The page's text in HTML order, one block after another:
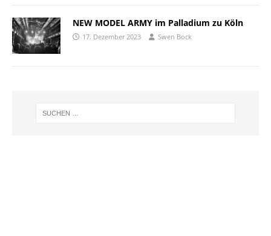
NEW MODEL ARMY im Palladium zu Köln
17. Dezember 2023 Swen Bock